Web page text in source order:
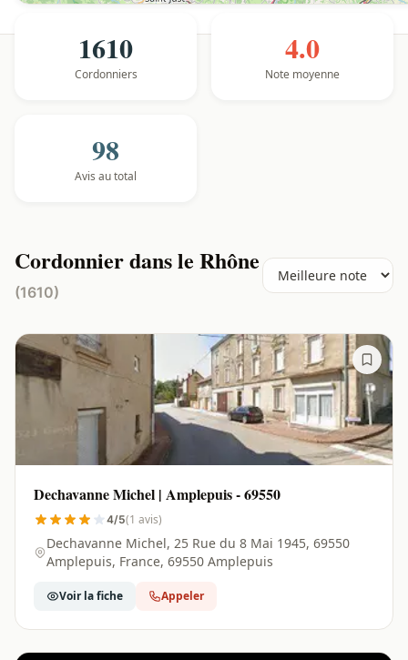
1610
Cordonniers
4.0
Note moyenne
98
Avis au total
Cordonnier dans le Rhône
(1610)
Dechavanne Michel | Amplepuis - 69550
4/5(1 avis)
Dechavanne Michel, 25 Rue du 8 Mai 1945, 69550
Amplepuis, France, 69550 Amplepuis
Voir la fiche Appeler